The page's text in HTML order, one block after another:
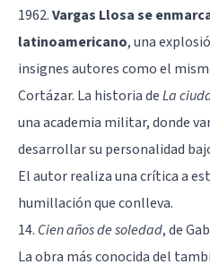
1962.Vargas Llosa se
latinoamericano, una
insignes autores como el
Cortázar. La historia deLa
una academia militar, donde
desarrollar su personalidad
El autor realiza una crítica a
humillación que conlleva.
14. Cien años de soledad, de
La obra más conocida del